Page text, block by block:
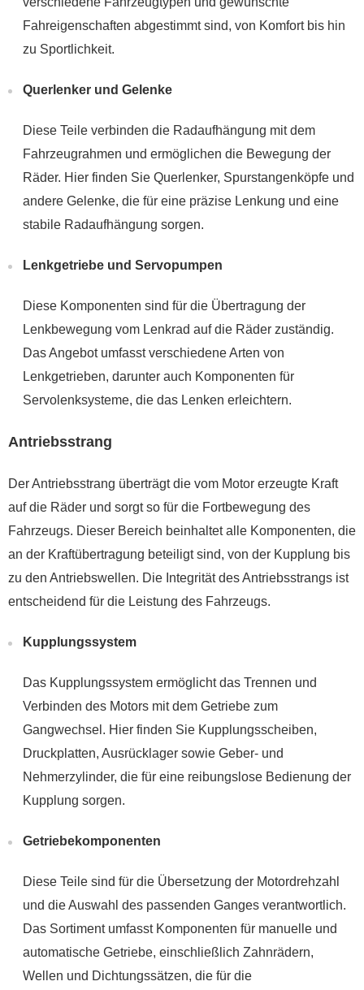
Fahreigenschaften abgestimmt sind, von Komfort bis hin
zu Sportlichkeit.
Querlenker und Gelenke
Diese Teile verbinden die Radaufhängung mit dem
Fahrzeugrahmen und ermöglichen die Bewegung der
Räder. Hier finden Sie Querlenker, Spurstangenköpfe und
andere Gelenke, die für eine präzise Lenkung und eine
stabile Radaufhängung sorgen.
Lenkgetriebe und Servopumpen
Diese Komponenten sind für die Übertragung der
Lenkbewegung vom Lenkrad auf die Räder zuständig.
Das Angebot umfasst verschiedene Arten von
Lenkgetrieben, darunter auch Komponenten für
Servolenksysteme, die das Lenken erleichtern.
Antriebsstrang
Der Antriebsstrang überträgt die vom Motor erzeugte Kraft
auf die Räder und sorgt so für die Fortbewegung des
Fahrzeugs. Dieser Bereich beinhaltet alle Komponenten, die
an der Kraftübertragung beteiligt sind, von der Kupplung bis
zu den Antriebswellen. Die Integrität des Antriebsstrangs ist
entscheidend für die Leistung des Fahrzeugs.
Kupplungssystem
Das Kupplungssystem ermöglicht das Trennen und
Verbinden des Motors mit dem Getriebe zum
Gangwechsel. Hier finden Sie Kupplungsscheiben,
Druckplatten, Ausrücklager sowie Geber- und
Nehmerzylinder, die für eine reibungslose Bedienung der
Kupplung sorgen.
Getriebekomponenten
Diese Teile sind für die Übersetzung der Motordrehzahl
und die Auswahl des passenden Ganges verantwortlich.
Das Sortiment umfasst Komponenten für manuelle und
automatische Getriebe, einschließlich Zahnrädern,
Wellen und Dichtungssätzen, die für die